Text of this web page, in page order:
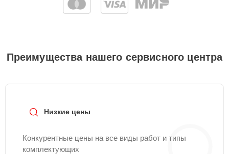
Преимущества нашего сервисного центра
Низкие цены
Конкурентные цены на все виды работ и типы
комплектующих